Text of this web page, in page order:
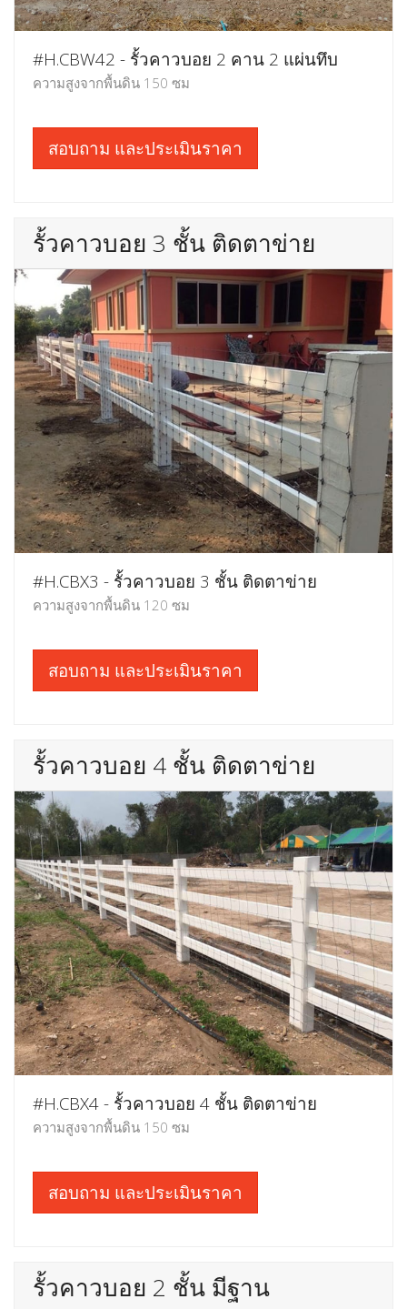
#H.CBW42 - รั้วคาวบอย 2 คาน 2 แผ่นทึบ
ความสูงจากพื้นดิน 150 ซม
สอบถาม และประเมินราคา
รั้วคาวบอย 3 ชั้น ติดตาข่าย
#H.CBX3 - รั้วคาวบอย 3 ชั้น ติดตาข่าย
ความสูงจากพื้นดิน 120 ซม
สอบถาม และประเมินราคา
รั้วคาวบอย 4 ชั้น ติดตาข่าย
#H.CBX4 - รั้วคาวบอย 4 ชั้น ติดตาข่าย
ความสูงจากพื้นดิน 150 ซม
สอบถาม และประเมินราคา
รั้วคาวบอย 2 ชั้น มีฐาน